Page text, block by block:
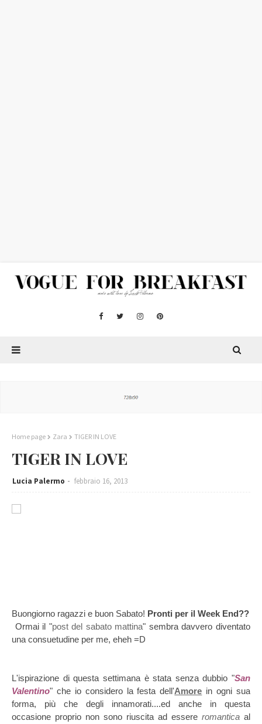
Home page Zara TIGER IN LOVE
TIGER IN LOVE
Lucia Palermo febbraio 16, 2013
Buongiorno ragazzi e buon Sabato! Pronti per il Week End??
Ormai il "post del sabato mattina" sembra davvero diventato
una consuetudine per me, eheh =D
L'ispirazione di questa settimana è stata senza dubbio "San
Valentino" che io considero la festa dell'Amore in ogni sua
forma, più che degli innamorati....ed anche in questa
occasione proprio non sono riuscita ad essere romantica al